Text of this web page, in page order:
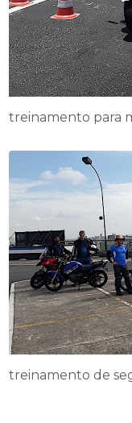
treinamento para
treinamento de